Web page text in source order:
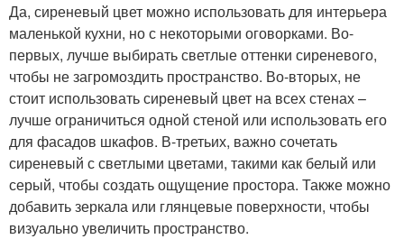
Да, сиреневый цвет можно использовать для интерьера
маленькой кухни, но с некоторыми оговорками. Во-
первых, лучше выбирать светлые оттенки сиреневого,
чтобы не загромоздить пространство. Во-вторых, не
стоит использовать сиреневый цвет на всех стенах –
лучше ограничиться одной стеной или использовать его
для фасадов шкафов. В-третьих, важно сочетать
сиреневый с светлыми цветами, такими как белый или
серый, чтобы создать ощущение простора. Также можно
добавить зеркала или глянцевые поверхности, чтобы
визуально увеличить пространство.